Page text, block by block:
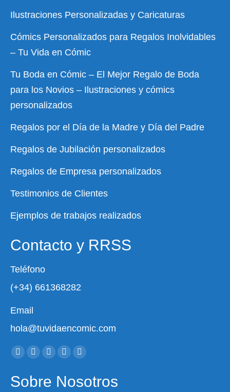
Ilustraciones Personalizadas y Caricaturas
Cómics Personalizados para Regalos Inolvidables
– Tu Vida en Cómic
Tu Boda en Cómic – El Mejor Regalo de Boda
para los Novios – Ilustraciones y cómics
personalizados
Regalos por el Día de la Madre y Día del Padre
Regalos de Jubilación personalizados
Regalos de Empresa personalizados
Testimonios de Clientes
Ejemplos de trabajos realizados
Contacto y RRSS
Teléfono
(+34) 661368282
Email
hola@tuvidaencomic.com
Encuéntranos en:
Facebook
opens
X
opens
YouTube
opens
Instagram
opens
Whatsapp
opens
Sobre Nosotros